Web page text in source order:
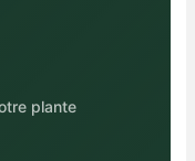
plante